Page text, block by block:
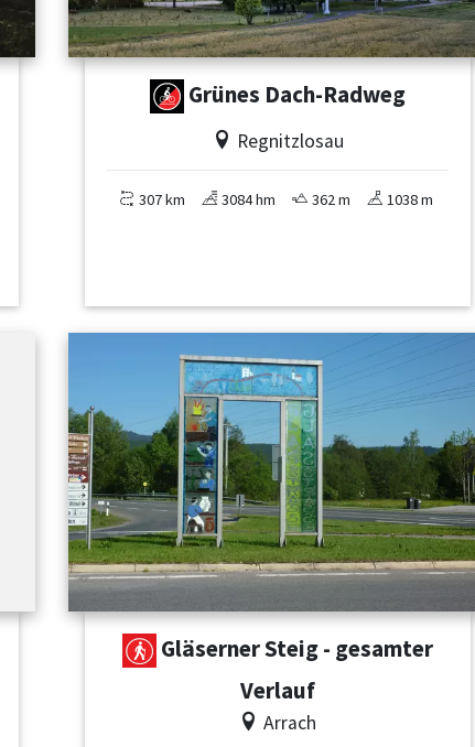
Grünes Dach-Radweg
Regnitzlosau
307 km 3084 hm 362 m 1038 m
Gläserner Steig - gesamter
Verlauf
Arrach